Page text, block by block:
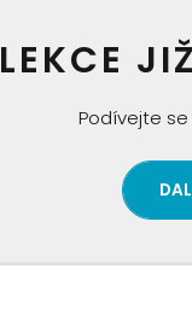
LEKCE
Podívejte